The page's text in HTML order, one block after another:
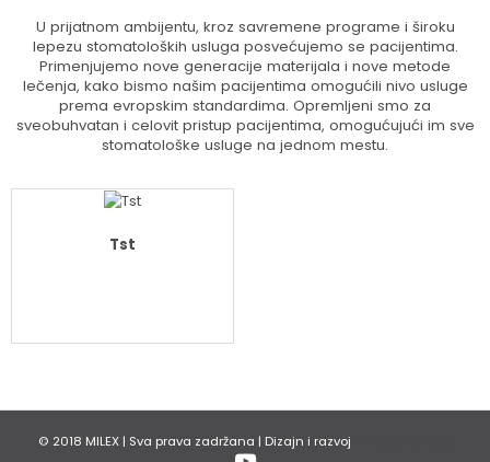
U prijatnom ambijentu, kroz savremene programe i široku
lepezu stomatoloških usluga posvećujemo se pacijentima.
Primenjujemo nove generacije materijala i nove metode
lečenja, kako bismo našim pacijentima omogućili nivo usluge
prema evropskim standardima. Opremljeni smo za
sveobuhvatan i celovit pristup pacijentima, omogućujući im sve
stomatološke usluge na jednom mestu.
Tst
© 2018 MILEX| Sva prava zadržana | Dizajn i razvoj